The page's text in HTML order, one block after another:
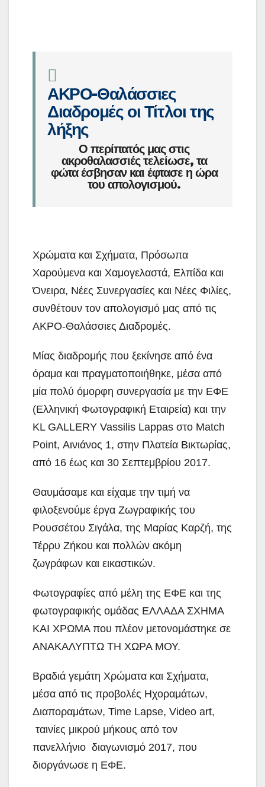
ΑΚΡΟ-Θαλάσσιες
Διαδρομές οι Τίτλοι της
λήξης
Ο περίπατός μας στις
ακροθαλασσιές τελείωσε, τα
φώτα έσβησαν και έφτασε η ώρα
του απολογισμού.
Χρώματα και Σχήματα, Πρόσωπα
Χαρούμενα και Χαμογελαστά, Ελπίδα και
Όνειρα, Νέες Συνεργασίες και Νέες Φιλίες,
συνθέτουν τον απολογισμό μας από τις
ΑΚΡΟ-Θαλάσσιες Διαδρομές.
Μίας διαδρομής που ξεκίνησε από ένα
όραμα και πραγματοποιήθηκε, μέσα από
μία πολύ όμορφη συνεργασία με την ΕΦΕ
(Ελληνική Φωτογραφική Εταιρεία) και την
KL GALLERY Vassilis Lappas στο Match
Point, Αινιάνος 1, στην Πλατεία Βικτωρίας,
από 16 έως και 30 Σεπτεμβρίου 2017.
Θαυμάσαμε και είχαμε την τιμή να
φιλοξενούμε έργα Ζωγραφικής του
Ρουσσέτου Σιγάλα, της Μαρίας Καρζή, της
Τέρρυ Ζήκου και πολλών ακόμη
ζωγράφων και εικαστικών.
Φωτογραφίες από μέλη της ΕΦΕ και της
φωτογραφικής ομάδας ΕΛΛΑΔΑ ΣΧΗΜΑ
ΚΑΙ ΧΡΩΜΑ που πλέον μετονομάστηκε σε
ΑΝΑΚΑΛΥΠΤΩ ΤΗ ΧΩΡΑ ΜΟΥ.
Βραδιά γεμάτη Χρώματα και Σχήματα,
μέσα από τις προβολές Ηχοραμάτων,
Διαποραμάτων, Time Lapse, Video art,
ταινίες μικρού μήκους από τον
πανελλήνιο διαγωνισμό 2017, που
διοργάνωσε η ΕΦΕ.